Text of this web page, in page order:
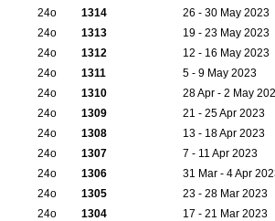
24ο
1314
26 - 30 May 2023
24ο
1313
19 - 23 May 2023
24ο
1312
12 - 16 May 2023
24ο
1311
5 - 9 May 2023
24ο
1310
28 Apr - 2 May
24ο
1309
21 - 25 Apr 2023
24ο
1308
13 - 18 Apr 2023
24ο
1307
7 - 11 Apr 2023
24ο
1306
31 Mar - 4 Apr
24ο
1305
23 - 28 Mar 2023
24ο
1304
17 - 21 Mar 2023